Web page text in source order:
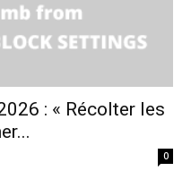
: « Récolter les
0